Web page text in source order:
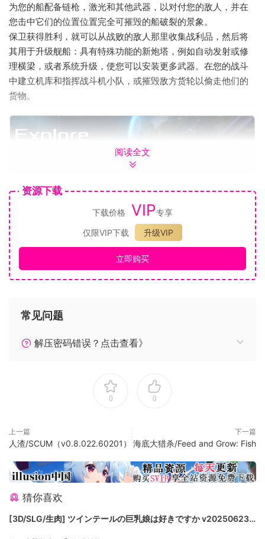
为您的船配备链枪，激光和其他武器，以对付您的敌人，并在
您击中它们的位置位置完全可摧毁的船破裂的景象。
保卫获得胜利，就可以从战败的敌人那里收集战利品，然后将
其用于升级舰船：具有特殊功能的新炮塔，例如自动发射或修
理横梁，或者系统升级，使您可以安装更多武器。在您的战斗
中建立机库和指挥战斗机小队，或摧毁敌方货轮以偷走他们的
货物。
穿越美丽的星云和茂密的小行星区域，寻找隐藏的宝藏，并遇
到众多派系并控制着银河系的派系。每个派别都有自己的特
点，例如和平，聪明或激进，其船只和驻地也拥有独特的外
观。
以自己的步调探索银河系，以发现旧船残骸中的同类的物品，
未发现的，资源丰富的小行星领域，可以为自己辩护的巨大小
行星，或有关几个世纪前事件发生时的线索。
界。您不必在标准之上的体素样式，并且在Avorion。中建造出
您可以专注于建造美观的船，而不必担心进行正常工作。但
重型装甲战舰，应有尽有。
通过货舱扩展您的船，找到有利可图的交易，并在整个银河系
中拖运一百多种贸易商品，以获利并在食物链上买单。建造具
通过建立吸引NPC商人的小行星矿山和工厂来扩大您在银河系
阅读全文
资源下载
下载价格 VIP专享
仅限VIP下载
升级VIP
立即购买
常见问题
解压密码错误？点击查看》
0 0
上一篇
人渣/SCUM（v0.8.022.60201）
下一篇
海底大猎杀/Feed and Grow: Fish
猜你喜欢
[3D/SLG/生肉] ツインテールの巨乳娘は好きですか v20250623